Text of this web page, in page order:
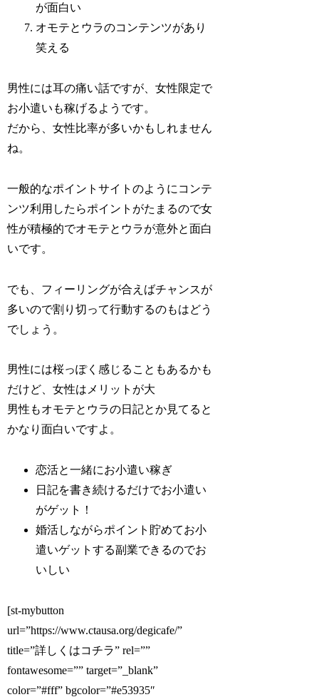
が面白い
オモテとウラのコンテンツがあり
笑える
男性には耳の痛い話ですが、女性限定で
お小遣いも稼げるようです。
だから、女性比率が多いかもしれません
ね。
一般的なポイントサイトのようにコンテ
ンツ利用したらポイントがたまるので女
性が積極的でオモテとウラが意外と面白
いです。
でも、フィーリングが合えばチャンスが
多いので割り切って行動するのもはどう
でしょう。
男性には桜っぽく感じることもあるかも
だけど、女性はメリットが大
男性もオモテとウラの日記とか見てると
かなり面白いですよ。
恋活と一緒にお小遣い稼ぎ
日記を書き続けるだけでお小遣い
がゲット！
婚活しながらポイント貯めてお小
遣いゲットする副業できるのでお
いしい
[st-mybutton
url=”https://www.ctausa.org/degicafe/”
title=”詳しくはコチラ” rel=””
fontawesome=”” target=”_blank”
color=”#fff” bgcolor=”#e53935″